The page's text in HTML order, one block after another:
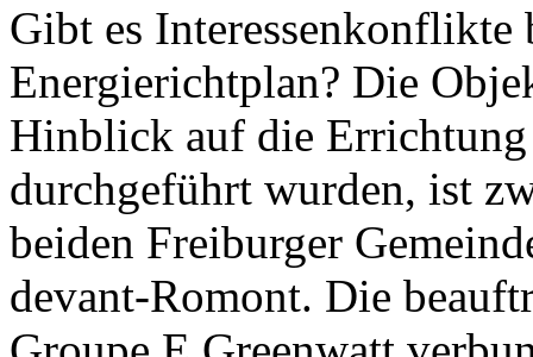
Gibt es Interessenkonflikte
Energierichtplan? Die
Hinblick auf die
durchgeführt wurden, ist
beiden Freiburger
devant-Romont. Die